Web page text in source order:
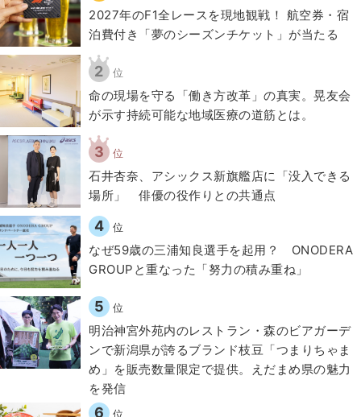
2027年のF1全レースを現地観戦！ 航空券・宿
泊費付き「夢のシーズンチケット」が当たる
2 位
​命の現場を守る「働き方改革」の真実。晃友会
が示す持続可能な地域医療の道筋とは。
3 位
石井杏奈、アシックス新旗艦店に「没入できる
場所」 俳優の役作りとの共通点
4 位
なぜ59歳の三浦知良選手を起用？ ONODERA
GROUPと重なった「努力の積み重ね」
5 位
明治神宮外苑内のレストラン・森のビアガーデ
ンで新潟県が誇るブランド枝豆「つまりちゃま
め」を販売数量限定で提供。えだまめ県の魅力
を発信
6 位